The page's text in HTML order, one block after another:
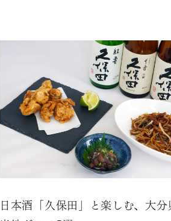
日本酒「久保田」と楽しむ、大分